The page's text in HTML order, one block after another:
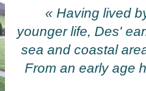
« Having lived
younger life, Des'
sea and coastal
From an early age